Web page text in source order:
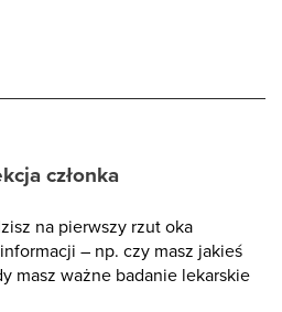
członka
na pierwszy rzut oka
– np. czy masz jakieś
masz ważne badanie lekarskie